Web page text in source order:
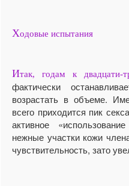
Ходовые испытания
Итак, годам к двадцати-
фактически
возрастать в объеме.
всего приходится пик
активное
нежные участки кожи
чувствительность, зато